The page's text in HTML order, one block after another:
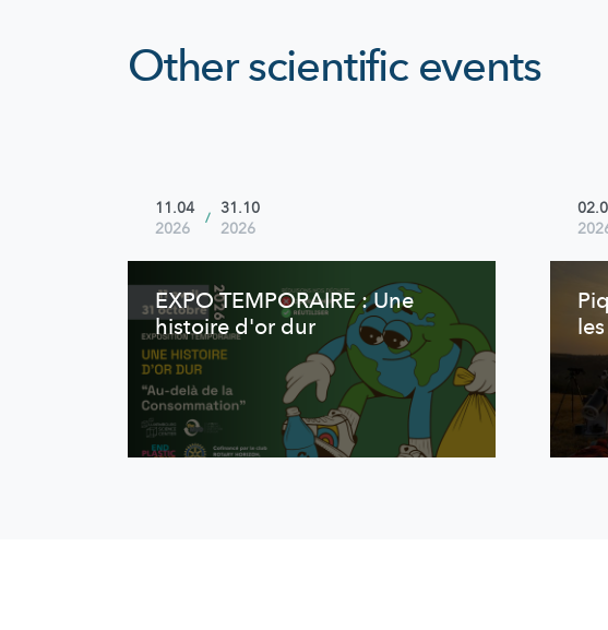
Other scientific events
11.04
2026
/
31.10
2026
EXPO TEMPORAIRE : Une
histoire d'or dur